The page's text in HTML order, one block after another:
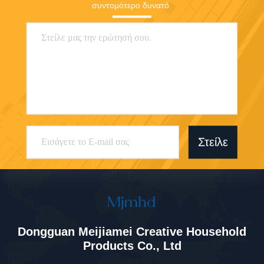
συντομότερο δυνατό.
Στείλε
Dongguan Meijiamei Creative Household
Products Co., Ltd